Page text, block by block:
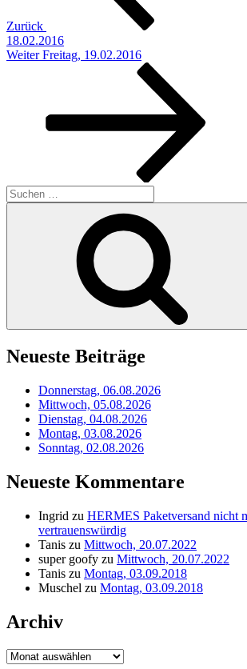
Zurück
18.02.2016
Nächster
Weiter Freitag, 19.02.2016
Suchen
nach:
Neueste Beiträge
Donnerstag, 06.08.2026
Mittwoch, 05.08.2026
Dienstag, 04.08.2026
Montag, 03.08.2026
Sonntag, 02.08.2026
Neueste Kommentare
Ingrid zu HERMES Paketversand nicht
vertrauenswürdig
Tanis zu Mittwoch, 20.07.2022
super goofy zu Mittwoch, 20.07.2022
Tanis zu Montag, 03.09.2018
Muschel zu Montag, 03.09.2018
Archiv
Archiv